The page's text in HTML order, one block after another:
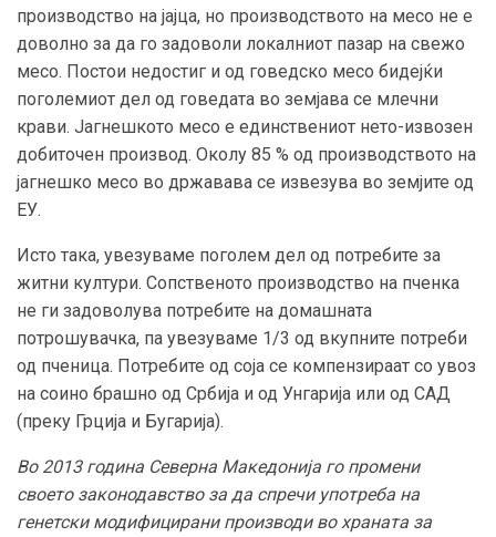
производство на јајца, но производството на месо не е
доволно за да го задоволи локалниот пазар на свежо
месо. Постои недостиг и од говедско месо бидејќи
поголемиот дел од говедата во земјава се млечни
крави. Јагнешкото месо е единствениот нето-извозен
добиточен производ. Околу 85 % од производството на
јагнешко месо во државава се извезува во земјите од
ЕУ.
Исто така, увезуваме поголем дел од потребите за
житни култури. Сопственото производство на пченка
не ги задоволува потребите на домашната
потрошувачка, па увезуваме 1/3 од вкупните потреби
од пченица. Потребите од соја се компензираат со увоз
на соино брашно од Србија и од Унгарија или од САД
(преку Грција и Бугарија).
Во 2013 година Северна Македонија го промени
своето законодавство за да спречи употреба на
генетски модифицирани производи во храната за